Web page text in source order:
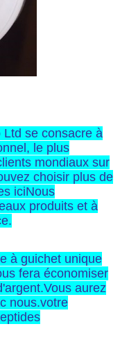
Ltd se consacre à
le plus
mondiaux sur
choisir plus de
iciNous
produits et à
à guichet unique
fera économiser
aurez
nous.votre